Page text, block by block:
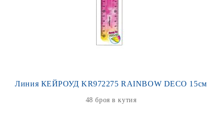
Линия КЕЙРОУД KR972275 RAINBOW DECO 15см
48 броя в кутия